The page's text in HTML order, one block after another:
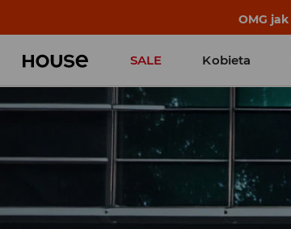
BACK TO SCHOOL
SALE Kobieta